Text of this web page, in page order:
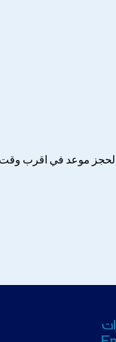
لحجز موعد في اقرب وقت